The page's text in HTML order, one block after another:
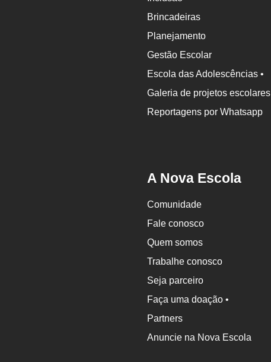
Brincadeiras
Planejamento
Gestão Escolar
Escola das Adolescências •
Galeria de projetos escolares
Reportagens por Whatsapp
A Nova Escola
Comunidade
Fale conosco
Quem somos
Trabalhe conosco
Seja parceiro
Faça uma doação •
Partners
Anuncie na Nova Escola